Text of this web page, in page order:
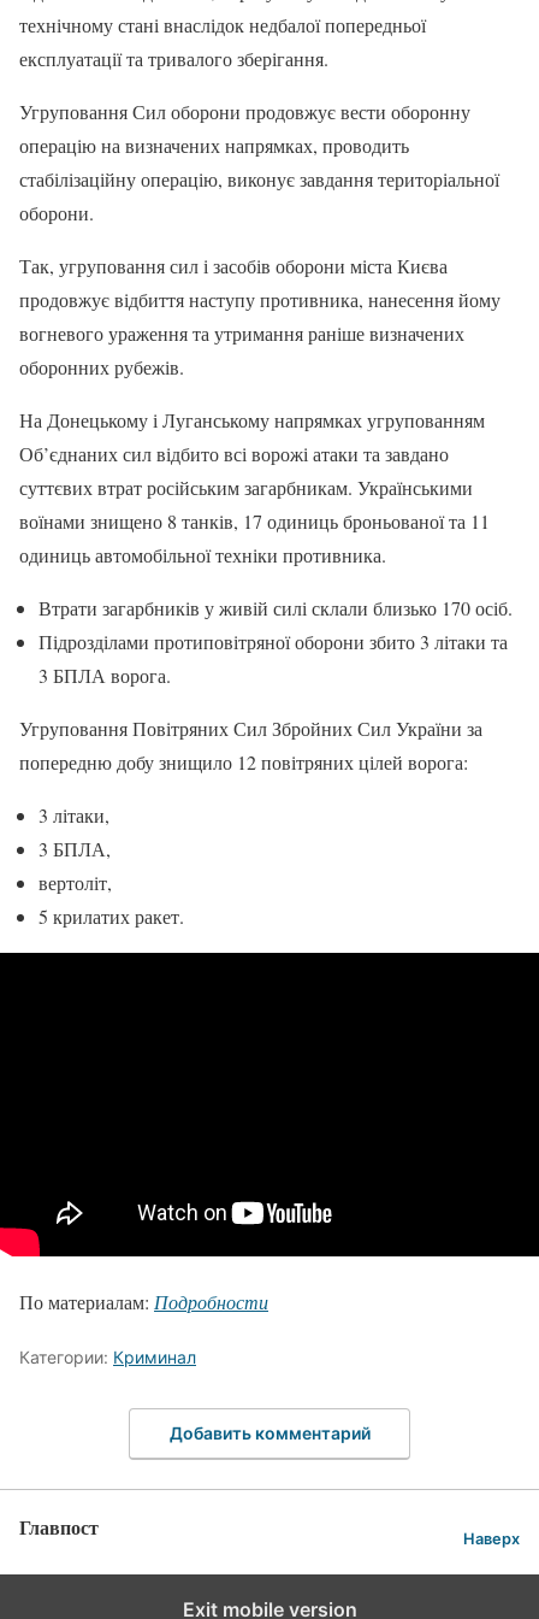
технічному стані внаслідок недбалої попередньої
експлуатації та тривалого зберігання.
Угруповання Сил оборони продовжує вести оборонну
операцію на визначених напрямках, проводить
стабілізаційну операцію, виконує завдання територіальної
оборони.
Так, угруповання сил і засобів оборони міста Києва
продовжує відбиття наступу противника, нанесення йому
вогневого ураження та утримання раніше визначених
оборонних рубежів.
На Донецькому і Луганському напрямках угрупованням
Об’єднаних сил відбито всі ворожі атаки та завдано
суттєвих втрат російським загарбникам. Українськими
воїнами знищено 8 танків, 17 одиниць броньованої та 11
одиниць автомобільної техніки противника.
Втрати загарбників у живій силі склали близько 170 осіб.
Підрозділами протиповітряної оборони збито 3 літаки та
3 БПЛА ворога.
Угруповання Повітряних Сил Збройних Сил України за
попередню добу знищило 12 повітряних цілей ворога:
3 літаки,
3 БПЛА,
вертоліт,
5 крилатих ракет.
По материалам: Подробности
Категории: Криминал
Добавить комментарий
Главпост Наверх
Exit mobile version